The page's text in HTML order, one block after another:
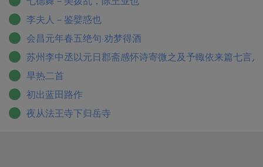
李夫人－鉴嬖惑也
会昌元年春五绝句·劝梦得酒
苏州李中丞以元日郡斋感怀诗寄微之及予輙依来篇七言
旱热二首
初出蓝田路作
夜从法王寺下归岳寺